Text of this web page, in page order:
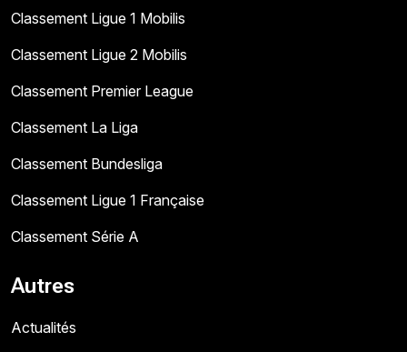
Classement Ligue 1 Mobilis
Classement Ligue 2 Mobilis
Classement Premier League
Classement La Liga
Classement Bundesliga
Classement Ligue 1 Française
Classement Série A
Autres
Actualités